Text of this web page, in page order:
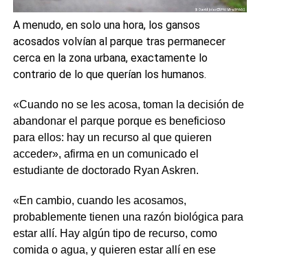
A menudo, en solo una hora, los gansos
acosados volvían al parque tras permanecer
cerca en la zona urbana, exactamente lo
contrario de lo que querían los humanos.
«Cuando no se les acosa, toman la decisión de
abandonar el parque porque es beneficioso
para ellos: hay un recurso al que quieren
acceder», afirma en un comunicado el
estudiante de doctorado Ryan Askren.
«En cambio, cuando les acosamos,
probablemente tienen una razón biológica para
estar allí. Hay algún tipo de recurso, como
comida o agua, y quieren estar allí en ese